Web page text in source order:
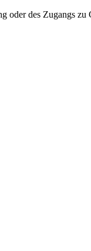
oder des Zugangs